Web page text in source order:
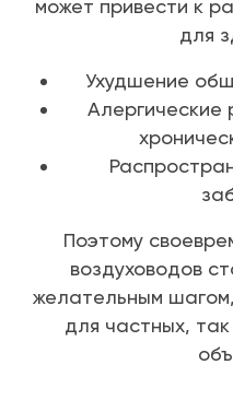
может привести к
для
Ухудшение
Алергические
Поэтому
воздуховодов
желательным
для частных,